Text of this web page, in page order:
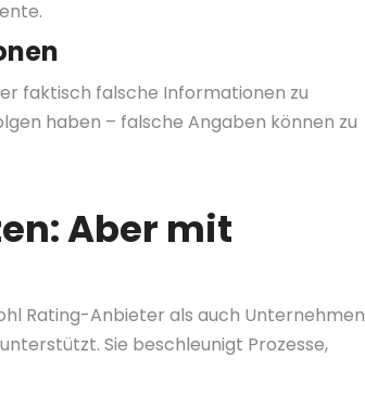
faktisch falsche Informationen zu
haben – falsche Angaben können zu
Aber mit
Rating-Anbieter als auch Unternehmen
Sie beschleunigt Prozesse,